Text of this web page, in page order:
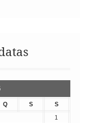
Q S
S
1